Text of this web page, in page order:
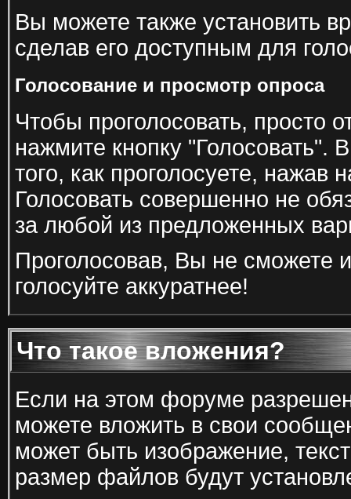
Вы можете также установить
сделав его доступным для
Голосование и просмотр опроса
Чтобы проголосовать, просто
нажмите кнопку "Голосовать".
того, как проголосуете, нажав
Голосовать совершенно не
за любой из предложенных
Проголосовав, Вы не сможете
голосуйте аккуратнее!
Что такое вложения?
Если на этом форуме
можете вложить в свои
может быть изображение,
размер файлов будут